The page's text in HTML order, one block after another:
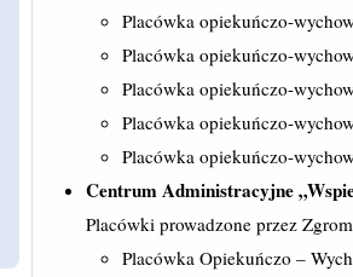
Placówka opiekuńczo-
Placówka opiekuńczo-
Placówka opiekuńczo-
Placówka opiekuńczo-
Placówka opiekuńczo-
Centrum Administracyjne
Placówki prowadzone przez
Placówka Opiekuńczo –